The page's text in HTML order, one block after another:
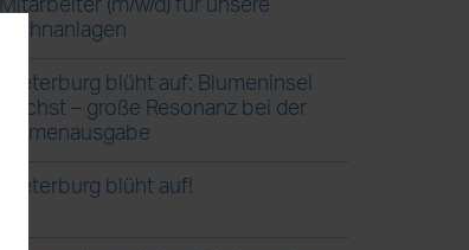
Mitarbeiter (m/w/d) für unsere
Wohnanlagen
Steterburg blüht auf: Blumeninsel
wächst – große Resonanz bei der
Blumenausgabe
Steterburg blüht auf!